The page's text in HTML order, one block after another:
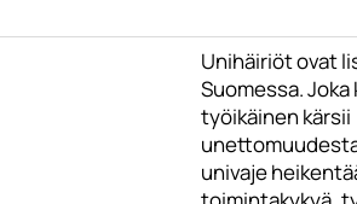
Unihäiriöt ovat
Suomessa. Joka
työikäinen kärsii
univaje